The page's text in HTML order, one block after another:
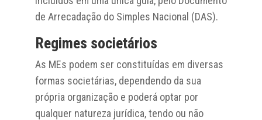
de Arrecadação do Simples Nacional (DAS).
Regimes societários
As MEs podem ser constituídas em diversas
formas societárias, dependendo da sua
própria organização e poderá optar por
qualquer natureza jurídica, tendo ou não